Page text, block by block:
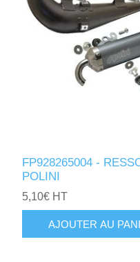
FP928265004 -
POLINI
5,10€ HT
AJOUTER AU